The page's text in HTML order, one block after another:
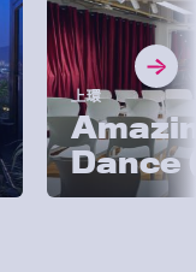
上環
Amazing
Dance